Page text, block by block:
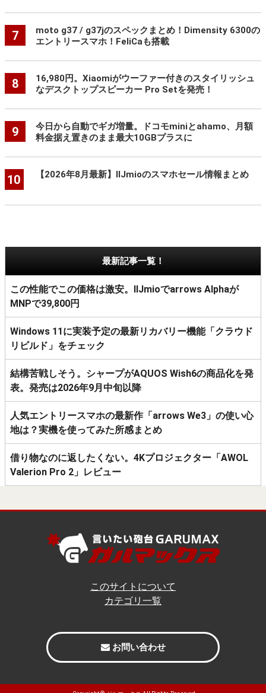
7
moto g37 / g37jのスペックまとめ！Dimensity 6300の
エントリースマホ！FeliCaも搭載
8
16,980円。Xiaomiがウーファー付きのスタイリッシュ
なデスクトップスピーカー Pro Setを発売！
9
今日から自動でギガ増量。ドコモminiとahamo、月額
料金据え置きのまま最大10GBプラスに
10 【2026年8月最新】IIJmioのスマホセール情報まとめ
最新記事一覧！
この性能でこの価格は激安。IIJmioでarrows Alphaが
MNPで39,800円
Windows 11に実装予定の最新リカバリー機能「クラウド
リビルド」をチェック
結構苦戦しそう。シャープがAQUOS Wish6の商品化を発
表。発売は2026年9月中旬以降
人気エントリースマホの最新作「arrows We3」の使い心
地は？実機を使ってみた所感まとめ
借り物なのに返したくない。4Kプロジェクター「AWOL
Valerion Pro 2」レビュー
このサイトについて
カテゴリ一覧
お問い合わせ